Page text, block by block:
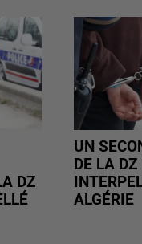
DZ
UN
DE LA
ALGÉRIE